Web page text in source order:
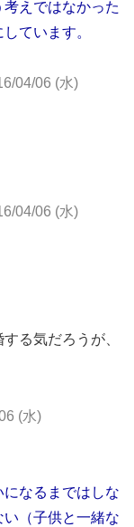
えではなかった
ています。
04/06 (水)
04/06 (水)
る気だろうが、
(水)
なるまではしな
（子供と一緒な